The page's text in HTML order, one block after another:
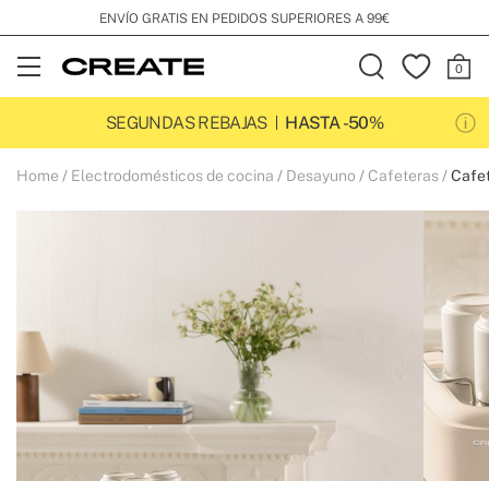
ENVÍO GRATIS EN PEDIDOS SUPERIORES A 99€
Open
Menu
SEGUNDAS REBAJAS
HASTA -50%
Home Electrodomésticos de cocina Desayuno Cafeteras